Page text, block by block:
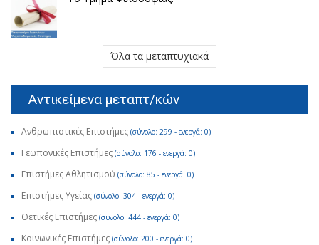
Όλα τα μεταπτυχιακά
Αντικείμενα μεταπτ/κών
Ανθρωπιστικές Επιστήμες (σύνολο: 299 - ενεργά: 0)
Γεωπονικές Επιστήμες (σύνολο: 176 - ενεργά: 0)
Επιστήμες Αθλητισμού (σύνολο: 85 - ενεργά: 0)
Επιστήμες Υγείας (σύνολο: 304 - ενεργά: 0)
Θετικές Επιστήμες (σύνολο: 444 - ενεργά: 0)
Κοινωνικές Επιστήμες (σύνολο: 200 - ενεργά: 0)